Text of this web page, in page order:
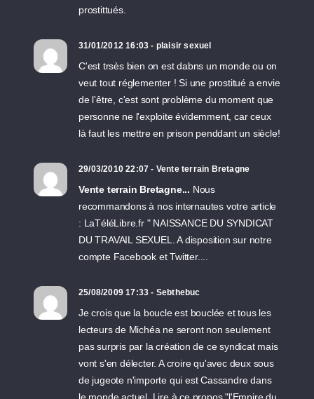
prostittués.
31/01/2012 16:03 - plaisir sexuel
C'est trsès bien on est dabns un monde ou on
veut tout réglementer ! Si une prostitué a envie
de l'être, c'est sont problème du moment que
personne ne l'exploite évidemment, car ceux
là faut les mettre en prison penddant un siècle!
29/03/2010 22:07 - Vente terrain Bretagne
Vente terrain Bretagne... Nous
recommandons à nos internautes votre article
: LaTéléLibre.fr " NAISSANCE DU SYNDICAT
DU TRAVAIL SEXUEL. A disposition sur notre
compte Facebook et Twitter....
25/08/2009 17:33 - Sebthebuc
Je crois que la boucle est bouclée et tous les
lecteurs de Michéa ne seront non seulement
pas surpris par la création de ce syndicat mais
vont s'en délecter. A croire qu'avec deux sous
de jugeote n'importe qui est Cassandre dans